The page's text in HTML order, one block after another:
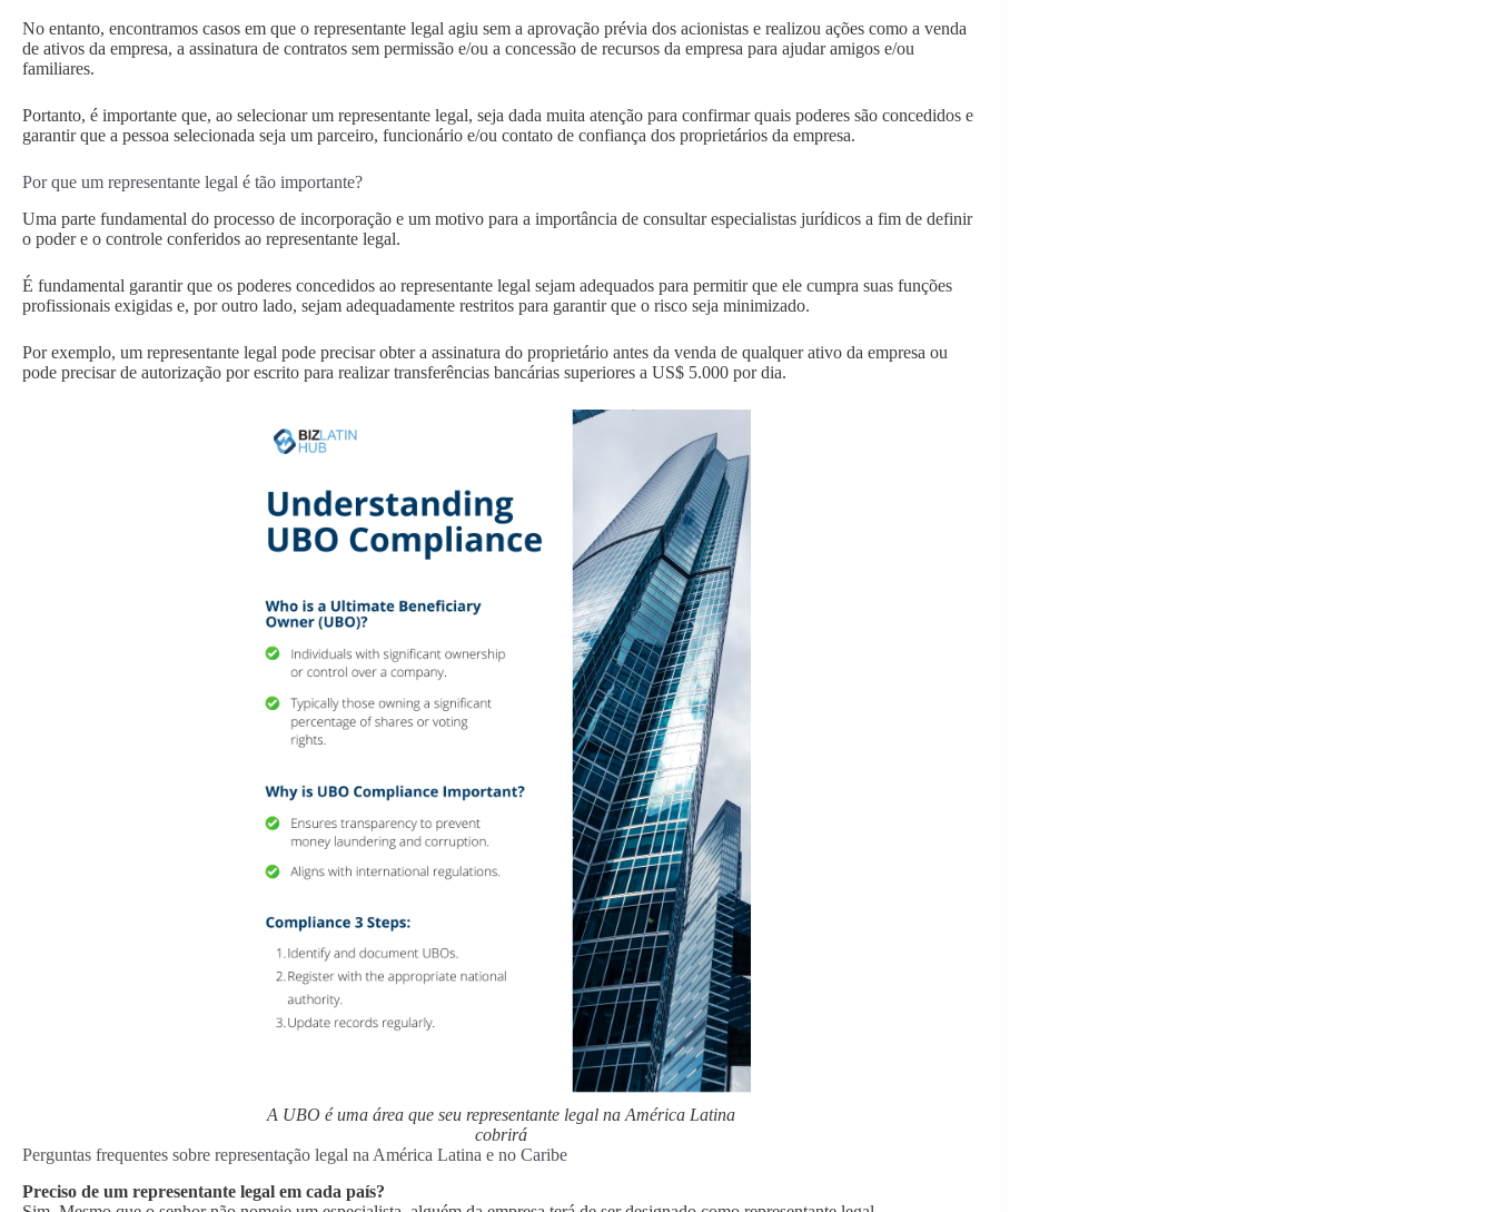
No entanto, encontramos casos em que o representante legal agiu sem a aprovação prévia dos acionistas e realizou ações como a venda
de ativos da empresa, a assinatura de contratos sem permissão e/ou a concessão de recursos da empresa para ajudar amigos e/ou
familiares.
Portanto, é importante que, ao selecionar um representante legal, seja dada muita atenção para confirmar quais poderes são concedidos e
garantir que a pessoa selecionada seja um parceiro, funcionário e/ou contato de confiança dos proprietários da empresa.
Por que um representante legal é tão importante?
Uma parte fundamental do processo de incorporação e um motivo para a importância de consultar especialistas jurídicos a fim de definir
o poder e o controle conferidos ao representante legal.
É fundamental garantir que os poderes concedidos ao representante legal sejam adequados para permitir que ele cumpra suas funções
profissionais exigidas e, por outro lado, sejam adequadamente restritos para garantir que o risco seja minimizado.
Por exemplo, um representante legal pode precisar obter a assinatura do proprietário antes da venda de qualquer ativo da empresa ou
pode precisar de autorização por escrito para realizar transferências bancárias superiores a US$ 5.000 por dia.
A UBO é uma área que seu representante legal na América Latina
cobrirá
Perguntas frequentes sobre representação legal na América Latina e no Caribe
Preciso de um representante legal em cada país?